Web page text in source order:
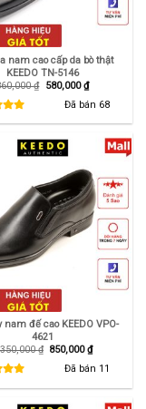
nam cao cấp da bò thật
KEEDO TN-5146
₫ Giá
860,000 ₫.
580,000₫Giá
hiện
tại
là:
580,000 ₫.
Đã bán 68
nam đế cao KEEDO VPO-
4621
₫ Giá
850,000₫Giá
hiện
tại
Đã bán 11